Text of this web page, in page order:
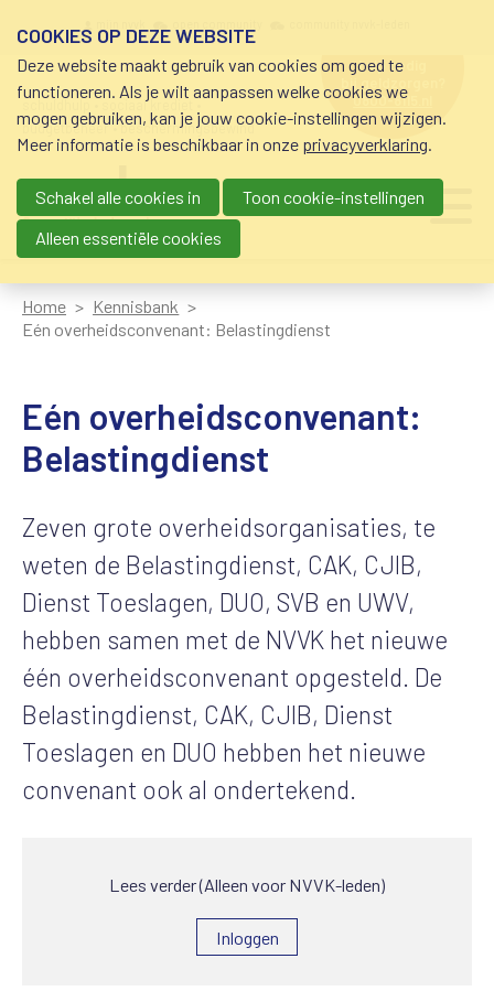
schuldhulp • sociaal krediet •
budgetbeheer • beschermingsbewind
hulp nodig
bij geldzorgen?
0800-8115.nl
Main navigation
Home
Kennisbank
Eén overheidsconvenant: Belastingdienst
Eén overheidsconvenant:
Belastingdienst
Zeven grote overheidsorganisaties, te
weten de Belastingdienst, CAK, CJIB,
Dienst Toeslagen, DUO, SVB en UWV,
hebben samen met de NVVK het nieuwe
één overheidsconvenant opgesteld. De
Belastingdienst, CAK, CJIB, Dienst
Toeslagen en DUO hebben het nieuwe
convenant ook al ondertekend.
Lees verder (Alleen voor NVVK-leden)
Inloggen
COOKIES OP DEZE WEBSITE
Deze website maakt gebruik van cookies om goed te
functioneren. Als je wilt aanpassen welke cookies we
mogen gebruiken, kan je jouw cookie-instellingen wijzigen.
Meer informatie is beschikbaar in onze privacyverklaring.
Schakel alle cookies in
Toon cookie-instellingen
Alleen essentiële cookies